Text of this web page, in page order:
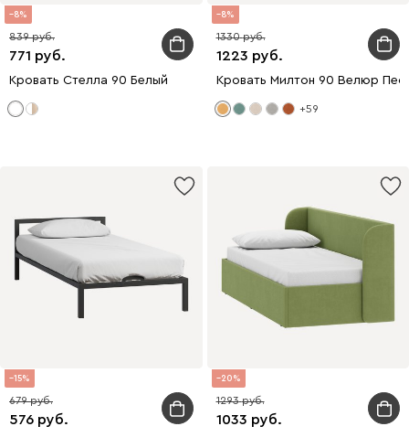
8
771
839
Кровать Стелла 90 Белый
8
1223
1330
Кровать Милтон 90 Велюр
+59
15
576
679
20
1033
1293